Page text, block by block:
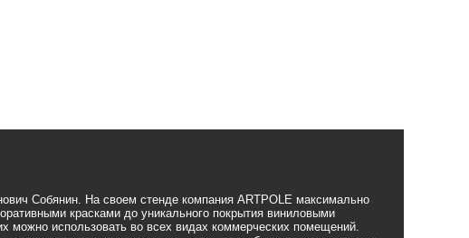
Собянин. На своем стенде компания ARTPOLE максимально
красками до уникального покрытия виниловыми
можно использовать во всех видах коммерческих помещений.